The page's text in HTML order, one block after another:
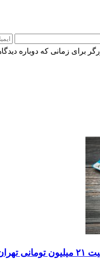
برای زمانی که دوباره